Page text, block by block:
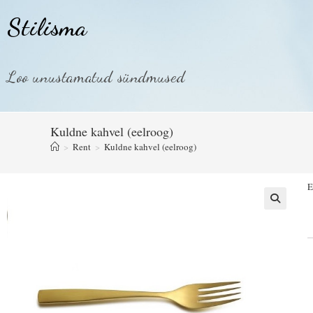
Stilisma
Loo unustamatud sündmused
Kuldne kahvel (eelroog)
> Rent > Kuldne kahvel (eelroog)